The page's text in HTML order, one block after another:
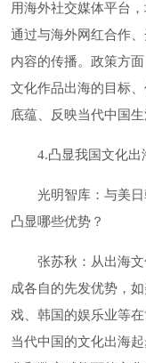
用海外社交媒体平台
通过与海外网红合作
内容的传播。政策方
文化作品出海的目标
底蕴、反映当代中国
4.凸显我国文化出
光明智库：与美日
凸显哪些优势？
张苏秋：从出海文
成各自的先发优势，
戏、韩国的娱乐业等
当代中国的文化出海